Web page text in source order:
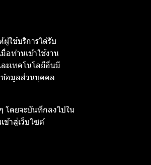
ใช้บริการได้รับ
อท่านเข้าใช้งาน
ะเทคโนโลยีอื่นมี
ข้อมูลส่วนบุคคล
โดยจะบันทึกลงไปใน
ข้าสู่เว็บไซต์